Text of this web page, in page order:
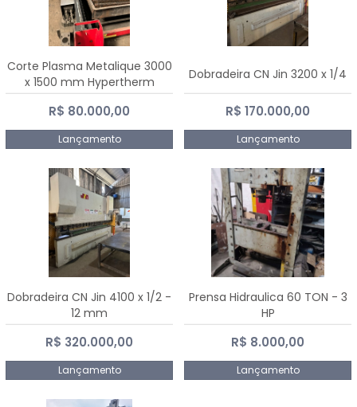
Corte Plasma Metalique 3000
x 1500 mm Hypertherm
Powermax 45 xp
R$ 80.000,00
Lançamento
Dobradeira CN Jin 3200 x 1/4
R$ 170.000,00
Lançamento
Dobradeira CN Jin 4100 x 1/2 -
12 mm
R$ 320.000,00
Lançamento
Prensa Hidraulica 60 TON - 3
HP
R$ 8.000,00
Lançamento